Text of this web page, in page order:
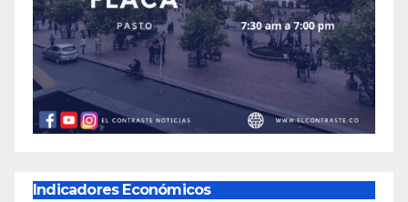
Indicadores Económicos